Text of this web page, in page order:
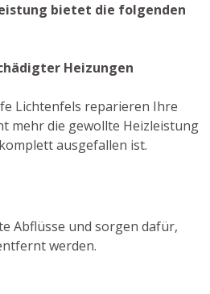
bietet die folgenden
Heizungen
Lichtenfels reparieren Ihre
mehr die gewollte Heizleistung
ausgefallen ist.
Abflüsse und sorgen dafür,
werden.